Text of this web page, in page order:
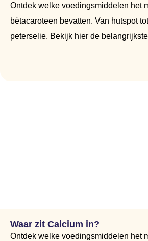
Ontdek welke voedingsmiddelen het
bètacaroteen bevatten. Van hutspot
peterselie. Bekijk hier de
Waar zit Calcium in?
Ontdek welke voedingsmiddelen het